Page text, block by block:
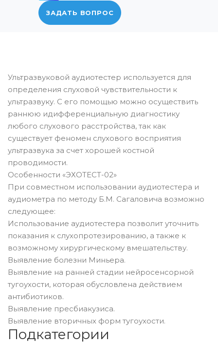
ЗАДАТЬ ВОПРОС
Ультразвуковой аудиотестер используется для
определения слуховой чувствительности к
ультразвуку. С его помощью можно осуществить
раннюю идифференциальную диагностику
любого слухового расстройства, так как
существует феномен слухового восприятия
ультразвука за счет хорошей костной
проводимости.
Особенности «ЭХОТЕСТ-02»
При совместном использовании аудиотестера и
аудиометра по методу Б.М. Сагаловича возможно
следующее:
Использование аудиотестера позволит уточнить
показания к слухопротезированию, а также к
возможному хирургическому вмешательству.
Выявление болезни Миньера.
Выявление на ранней стадии нейросенсорной
тугоухости, которая обусловлена действием
антибиотиков.
Выявление пресбиакузиса.
Выявление вторичных форм тугоухости.
Подкатегории